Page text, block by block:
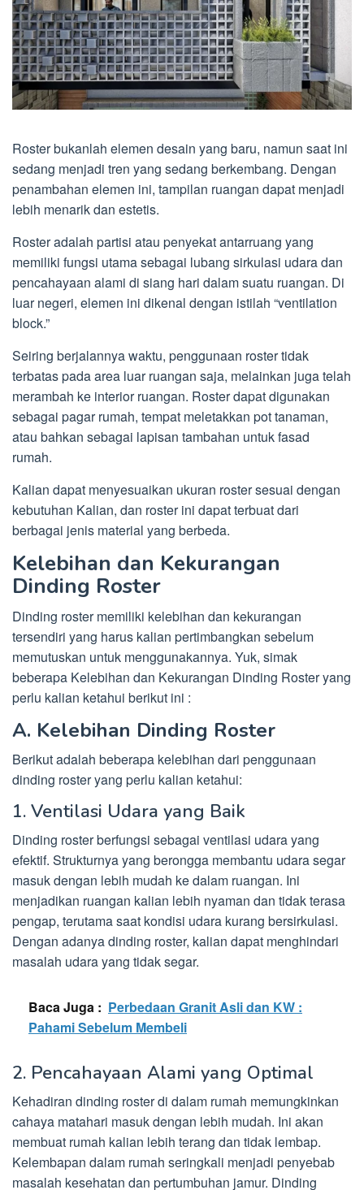
Roster bukanlah elemen desain yang baru, namun saat ini
sedang menjadi tren yang sedang berkembang. Dengan
penambahan elemen ini, tampilan ruangan dapat menjadi
lebih menarik dan estetis.
Roster adalah partisi atau penyekat antarruang yang
memiliki fungsi utama sebagai lubang sirkulasi udara dan
pencahayaan alami di siang hari dalam suatu ruangan. Di
luar negeri, elemen ini dikenal dengan istilah “ventilation
block.”
Seiring berjalannya waktu, penggunaan roster tidak
terbatas pada area luar ruangan saja, melainkan juga telah
merambah ke interior ruangan. Roster dapat digunakan
sebagai pagar rumah, tempat meletakkan pot tanaman,
atau bahkan sebagai lapisan tambahan untuk fasad
rumah.
Kalian dapat menyesuaikan ukuran roster sesuai dengan
kebutuhan Kalian, dan roster ini dapat terbuat dari
berbagai jenis material yang berbeda.
Kelebihan dan Kekurangan
Dinding Roster
Dinding roster memiliki kelebihan dan kekurangan
tersendiri yang harus kalian pertimbangkan sebelum
memutuskan untuk menggunakannya. Yuk, simak
beberapa Kelebihan dan Kekurangan Dinding Roster yang
perlu kalian ketahui berikut ini :
A. Kelebihan Dinding Roster
Berikut adalah beberapa kelebihan dari penggunaan
dinding roster yang perlu kalian ketahui:
1. Ventilasi Udara yang Baik
Dinding roster berfungsi sebagai ventilasi udara yang
efektif. Strukturnya yang berongga membantu udara segar
masuk dengan lebih mudah ke dalam ruangan. Ini
menjadikan ruangan kalian lebih nyaman dan tidak terasa
pengap, terutama saat kondisi udara kurang bersirkulasi.
Dengan adanya dinding roster, kalian dapat menghindari
masalah udara yang tidak segar.
Baca Juga : Perbedaan Granit Asli dan KW :
Pahami Sebelum Membeli
2. Pencahayaan Alami yang Optimal
Kehadiran dinding roster di dalam rumah memungkinkan
cahaya matahari masuk dengan lebih mudah. Ini akan
membuat rumah kalian lebih terang dan tidak lembap.
Kelembapan dalam rumah seringkali menjadi penyebab
masalah kesehatan dan pertumbuhan jamur. Dinding